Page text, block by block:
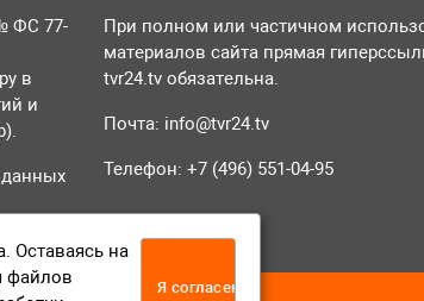
ФС 77-
в
и
При полном или частичном
материалов сайта прямая
tvr24.tv обязательна.
Почта: info@tvr24.tv
Телефон: +7 (496) 551-04-95
Оставаясь на
файлов
Я согласен